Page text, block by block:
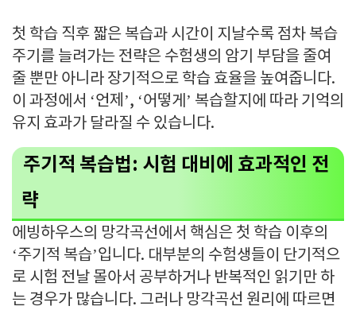
첫 학습 직후 짧은 복습과 시간이 지날수록 점차 복습
주기를 늘려가는 전략은 수험생의 암기 부담을 줄여
줄 뿐만 아니라 장기적으로 학습 효율을 높여줍니다.
이 과정에서 ‘언제’, ‘어떻게’ 복습할지에 따라 기억의
유지 효과가 달라질 수 있습니다.
주기적 복습법: 시험 대비에 효과적인 전
략
에빙하우스의 망각곡선에서 핵심은 첫 학습 이후의
‘주기적 복습’입니다. 대부분의 수험생들이 단기적으
로 시험 전날 몰아서 공부하거나 반복적인 읽기만 하
는 경우가 많습니다. 그러나 망각곡선 원리에 따르면